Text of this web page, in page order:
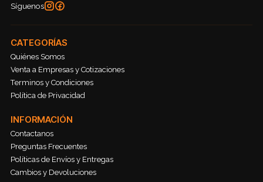
Síguenos
CATEGORÍAS
Quiénes Somos
Venta a Empresas y Cotizaciones
Terminos y Condiciones
Política de Privacidad
INFORMACIÓN
Contactanos
Preguntas Frecuentes
Políticas de Envíos y Entregas
Cambios y Devoluciones